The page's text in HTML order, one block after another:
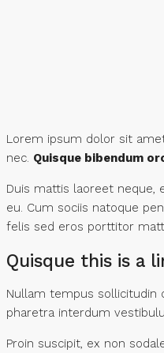
Lorem ipsum dolor sit
nec. Quisque bibendum
Duis mattis laoreet neque,
eu. Cum sociis natoque
felis sed eros porttitor
Quisque this is a
Nullam tempus sollicitudin
pharetra interdum
Proin suscipit, ex non